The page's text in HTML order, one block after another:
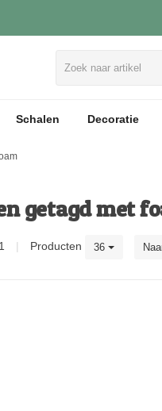
Schalen Decoratie
getagd met
| Producten 36